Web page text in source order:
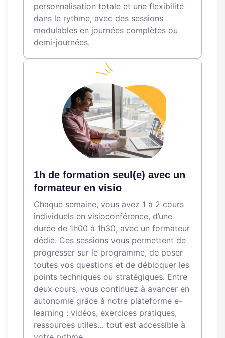
personnalisation totale et une flexibilité
dans le rythme, avec des sessions
modulables en journées complètes ou
demi-journées.
1h de formation seul(e) avec un
formateur en visio
Chaque semaine, vous avez 1 à 2 cours
individuels en visioconférence, d’une
durée de 1h00 à 1h30, avec un formateur
dédié. Ces sessions vous permettent de
progresser sur le programme, de poser
toutes vos questions et de débloquer les
points techniques ou stratégiques. Entre
deux cours, vous continuez à avancer en
autonomie grâce à notre plateforme e-
learning : vidéos, exercices pratiques,
ressources utiles… tout est accessible à